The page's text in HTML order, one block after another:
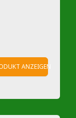
ANZEIGEN